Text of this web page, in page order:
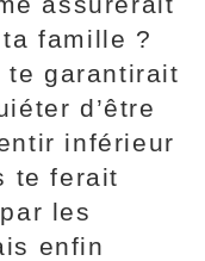
famille ?
te garantirait
d’être
inférieur
te ferait
les
enfin